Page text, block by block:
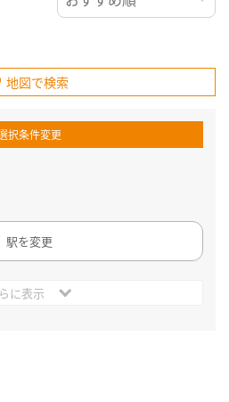
地図で検索
択条件変更
駅を変更
に表示